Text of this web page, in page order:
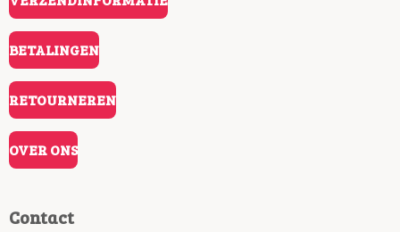
BETALINGEN
RETOURNEREN
OVER ONS
Contact